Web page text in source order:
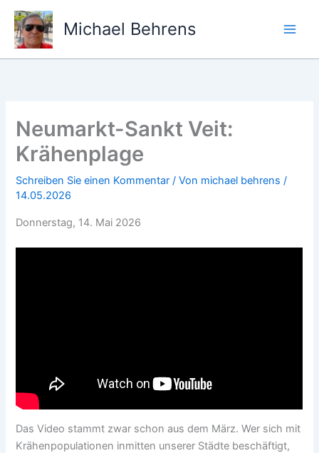
Zum
Inhalt
springen
Michael Behrens
Neumarkt-Sankt Veit:
Krähenplage
Schreiben Sie einen Kommentar / Von michael behrens/
14.05.2026
Donnerstag, 14. Mai 2026
Das Video stammt zwar schon aus dem März. Wer sich mit
Krähenpopulationen inmitten unserer Städte beschäftigt,